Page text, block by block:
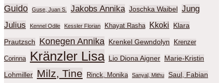
Guido
Guse, Juan S. Jakobs Annika Joschka Waibel Jung
Julius
Kennel Odile Kessler Florian Khayat Rasha Kkoki Klara
Prautzsch Konegen Annika Krenkel Gewndolyn Krenzer
Corinna Kränzler Lisa Lio Diona Aigner Marie-Kristin
Lohmiller Milz, Tine Rinck, Monika Sanyal, Mithu Saul, Fabian